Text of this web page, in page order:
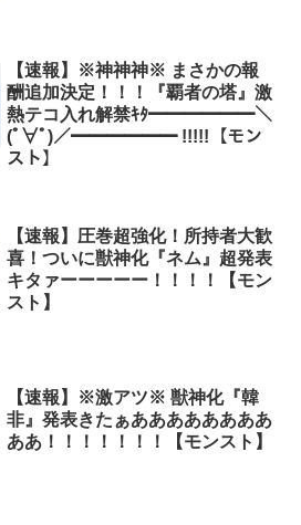
【速報】※神神神※ まさかの報
酬追加決定！！！『覇者の塔』激
熱テコ入れ解禁ｷﾀ━━━━━━＼
(ﾟ∀ﾟ)／━━━━━━ !!!!!【モン
スト】
【速報】圧巻超強化！所持者大歓
喜！ついに獣神化『ネム』超発表
キタァーーーーー！！！！【モン
スト】
【速報】※激アツ※ 獣神化『韓
非』発表きたぁああああああああ
ああ！！！！！！！【モンスト】